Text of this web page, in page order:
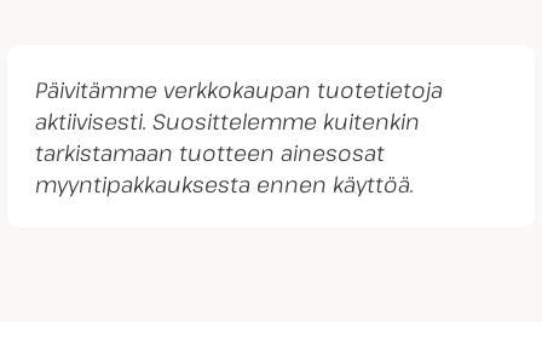
Päivitämme verkkokaupan tuotetietoja
aktiivisesti. Suosittelemme kuitenkin
tarkistamaan tuotteen ainesosat
myyntipakkauksesta ennen käyttöä.